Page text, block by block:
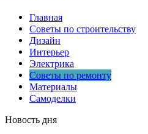
Главная
Советы по строительству
Дизайн
Интерьер
Электрика
Советы по ремонту
Материалы
Самоделки
Новость дня